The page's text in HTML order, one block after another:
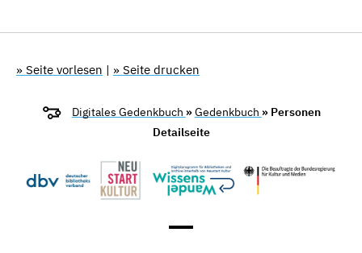
» Seite vorlesen | » Seite drucken
Digitales Gedenkbuch »Gedenkbuch » Personen
Detailseite